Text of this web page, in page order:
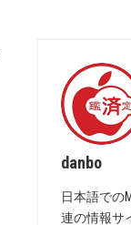
danbo
日本語での
連の情報サ